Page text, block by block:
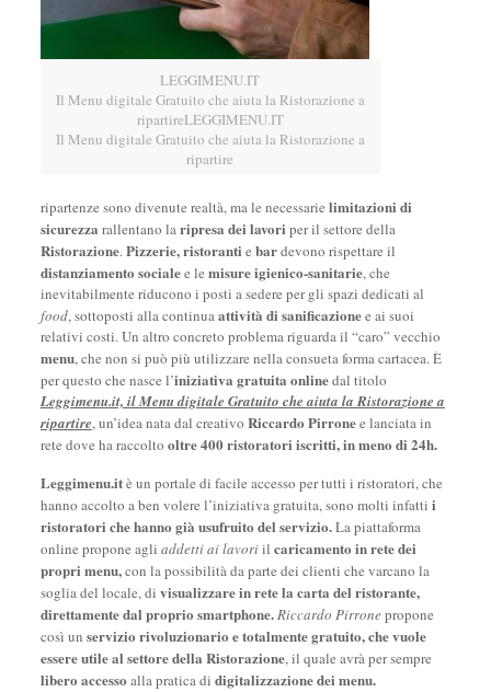
LEGGIMENU.IT
Il Menu digitale Gratuito che aiuta la Ristorazione a
ripartireLEGGIMENU.IT
Il Menu digitale Gratuito che aiuta la Ristorazione a
ripartire
ripartenze sono divenute realtà, ma le necessarie limitazioni di
sicurezza rallentano laripresa dei lavori per il settore della
Ristorazione.Pizzerie, ristoranti e bardevono rispettare il
distanziamento socialee le misure igienico-sanitarie, che
inevitabilmente riducono i posti a sedere per gli spazi dedicati al
food, sottoposti alla continuaattività di sanificazionee ai suoi
relativi costi. Un altro concreto problema riguarda il “caro” vecchio
menu, che non si può più utilizzare nella consueta forma cartacea. È
per questo che nasce l’iniziativa gratuita onlinedal titolo
Leggimenu.it, il Menu digitale Gratuito che aiuta la Ristorazione a
ripartire, un’idea nata dal creativo Riccardo Pirronee lanciata in
rete dove ha raccolto oltre 400 ristoratori iscritti, in meno di 24h.
Leggimenu.itè un portale di facile accesso per tutti i ristoratori, che
hanno accolto a ben volere l’iniziativa gratuita, sono molti infatti i
ristoratori che hanno già usufruito del servizio.La piattaforma
online propone agli addetti ai lavoriil caricamento in rete dei
propri menu,con la possibilità da parte dei clienti che varcano la
soglia del locale, di visualizzare in rete la carta del ristorante,
direttamente dal proprio smartphone.Riccardo Pirronepropone
così un servizio rivoluzionario e totalmente gratuito, che vuole
essere utile al settore della Ristorazione, il quale avrà per sempre
libero accesso alla pratica di digitalizzazione dei menu.